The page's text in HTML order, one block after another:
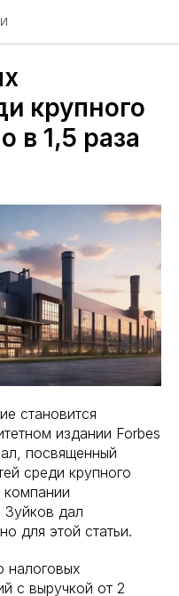
крупного
в 1,5 раза
становится
издании Forbes
посвященный
среди крупного
Зуйков дал
для этой статьи.
налоговых
с выручкой от 2